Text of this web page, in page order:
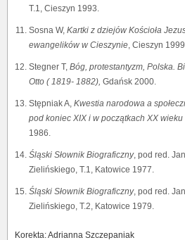
T.1, Cieszyn 1993.
Sosna W, Kartki z dziejów Kościoła
ewangelików w Cieszynie, Cieszyn
Stegner T, Bóg, protestantyzm, Polska.
Otto ( 1819- 1882), Gdańsk 2000.
Stępniak A, Kwestia narodowa a
pod koniec XIX i w początkach XX
1986.
Śląski Słownik Biograficzny, pod red.
Zielińskiego, T.1, Katowice 1977.
Śląski Słownik Biograficzny, pod red.
Zielińskiego, T.2, Katowice 1979.
Korekta: Adrianna Szczepaniak